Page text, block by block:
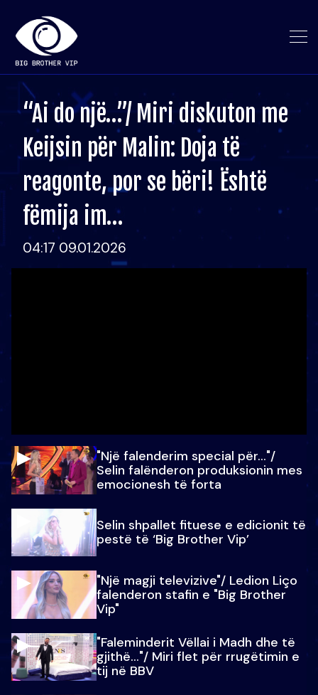
“Ai do një…”/ Miri diskuton me
Keijsin për Malin: Doja të
reagonte, por se bëri! Është
fëmija im…
04:17 09.01.2026
"Një falenderim special për…"/
Selin falënderon produksionin mes
emocionesh të forta
Selin shpallet fituese e edicionit të
pestë të ‘Big Brother Vip’
"Një magji televizive"/ Ledion Liço
falenderon stafin e "Big Brother
Vip"
"Faleminderit Vëllai i Madh dhe të
gjithë…"/ Miri flet për rrugëtimin e
tij në BBV